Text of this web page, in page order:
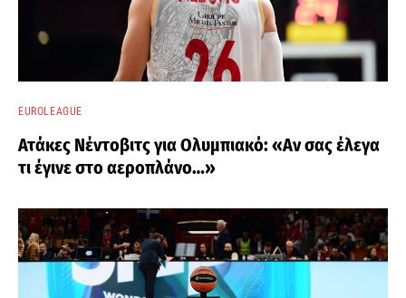
EUROLEAGUE
Ατάκες Νέντοβιτς για Ολυμπιακό: «Αν σας έλεγα
τι έγινε στο αεροπλάνο…»